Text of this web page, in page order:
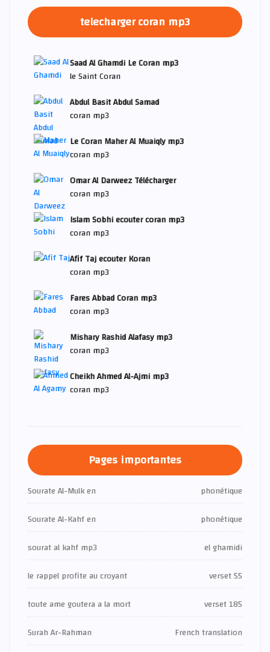
telecharger coran mp3
Saad Al Ghamdi Le Coran mp3
le Saint Coran
Abdul Basit Abdul Samad
coran mp3
Le Coran Maher Al Muaiqly mp3
coran mp3
Omar Al Darweez Télécharger
coran mp3
Islam Sobhi ecouter coran mp3
coran mp3
Afif Taj ecouter Koran
coran mp3
Fares Abbad Coran mp3
coran mp3
Mishary Rashid Alafasy mp3
coran mp3
Cheikh Ahmed Al-Ajmi mp3
coran mp3
Pages importantes
Sourate Al-Mulk en
phonétique
Sourate Al-Kahf en
phonétique
sourat al kahf mp3
el ghamidi
le rappel profite au croyant
verset 55
toute ame goutera a la mort
verset 185
Surah Ar-Rahman
French translation